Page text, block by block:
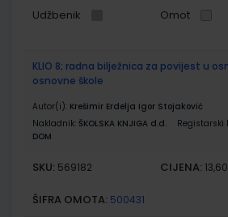
Udžbenik Omot
KLIO 8; radna bilježnica za povijest u
osnovne škole
Autor(i): Krešimir Erdelja Igor Stojaković
Nakladnik: ŠKOLSKA KNJIGA d.d.
DOM
SKU: 569182 CIJENA:
ŠIFRA OMOTA: 500431